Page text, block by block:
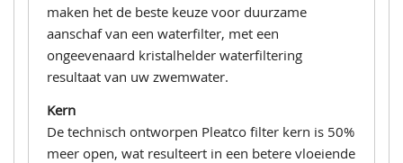
maken het de beste keuze voor duurzame
aanschaf van een waterfilter, met een
ongeevenaard kristalhelder waterfiltering
resultaat van uw zwemwater.
Kern
De technisch ontworpen Pleatco filter kern is 50%
meer open, wat resulteert in een betere vloeiende